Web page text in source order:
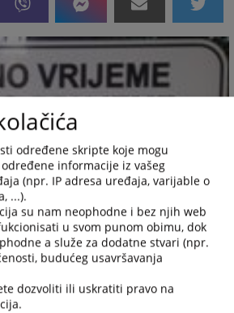
određene skripte koje mogu
informacije iz vašeg
(npr. IP adresa uređaja, varijable o
...).
su nam neophodne i bez njih web
u svom punom obimu, dok
a služe za dodatne stvari (npr.
budućeg usavršavanja
dozvoliti ili uskratiti pravo na